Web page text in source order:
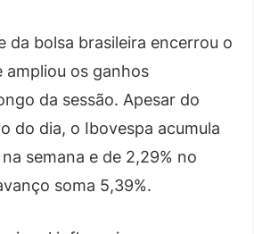
da bolsa brasileira encerrou o
ampliou os ganhos
da sessão. Apesar do
do dia, o Ibovespa acumula
semana e de 2,29% no
soma 5,39%.